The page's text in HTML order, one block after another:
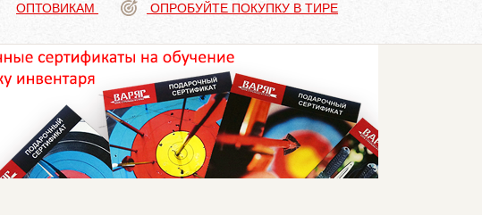
ОПТОВИКАМ ОПРОБУЙТЕ ПОКУПКУ В ТИРЕ